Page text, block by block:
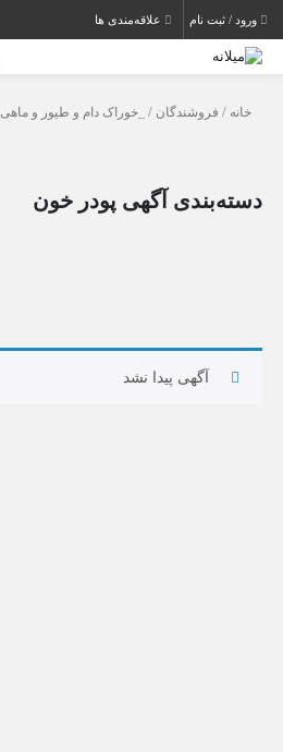
ورود / ثبت نام علاقه‌مندی ها
خانه / فروشندگان / _خوراک دام و طیور و ماهی
دسته‌بندی آگهی پودر خون
آگهی پیدا نشد